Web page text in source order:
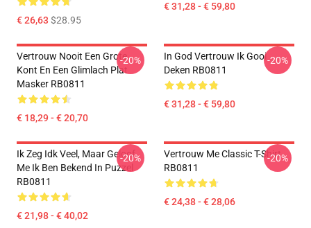
€ 26,63 $28.95
€ 31,28 - € 59,80
Vertrouw Nooit Een Grote
Kont En Een Glimlach Plat
Masker RB0811
€ 18,29 - € 20,70
-20%
In God Vertrouw Ik Gooi
Deken RB0811
€ 31,28 - € 59,80
-20%
Ik Zeg Idk Veel, Maar Geloof
Me Ik Ben Bekend In Puzzel
RB0811
€ 21,98 - € 40,02
-20%
Vertrouw Me Classic T-Shirt
RB0811
€ 24,38 - € 28,06
-20%